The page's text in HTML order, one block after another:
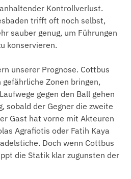
Kontrollverlust.
trifft oft noch selbst,
sauber genug, um Führungen
konservieren.
unserer Prognose. Cottbus
Zonen bringen,
gegen den Ball gehen
sobald der Gegner die zweite
Gast hat vorne mit Akteuren
Agrafiotis oder Fatih Kaya
Doch wenn Cottbus
die Statik klar zugunsten der